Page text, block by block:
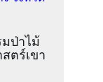
ป่าไม้
ตร์เขา